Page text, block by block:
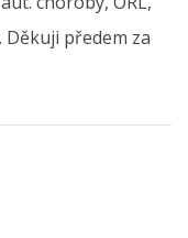
Děkuji předem za